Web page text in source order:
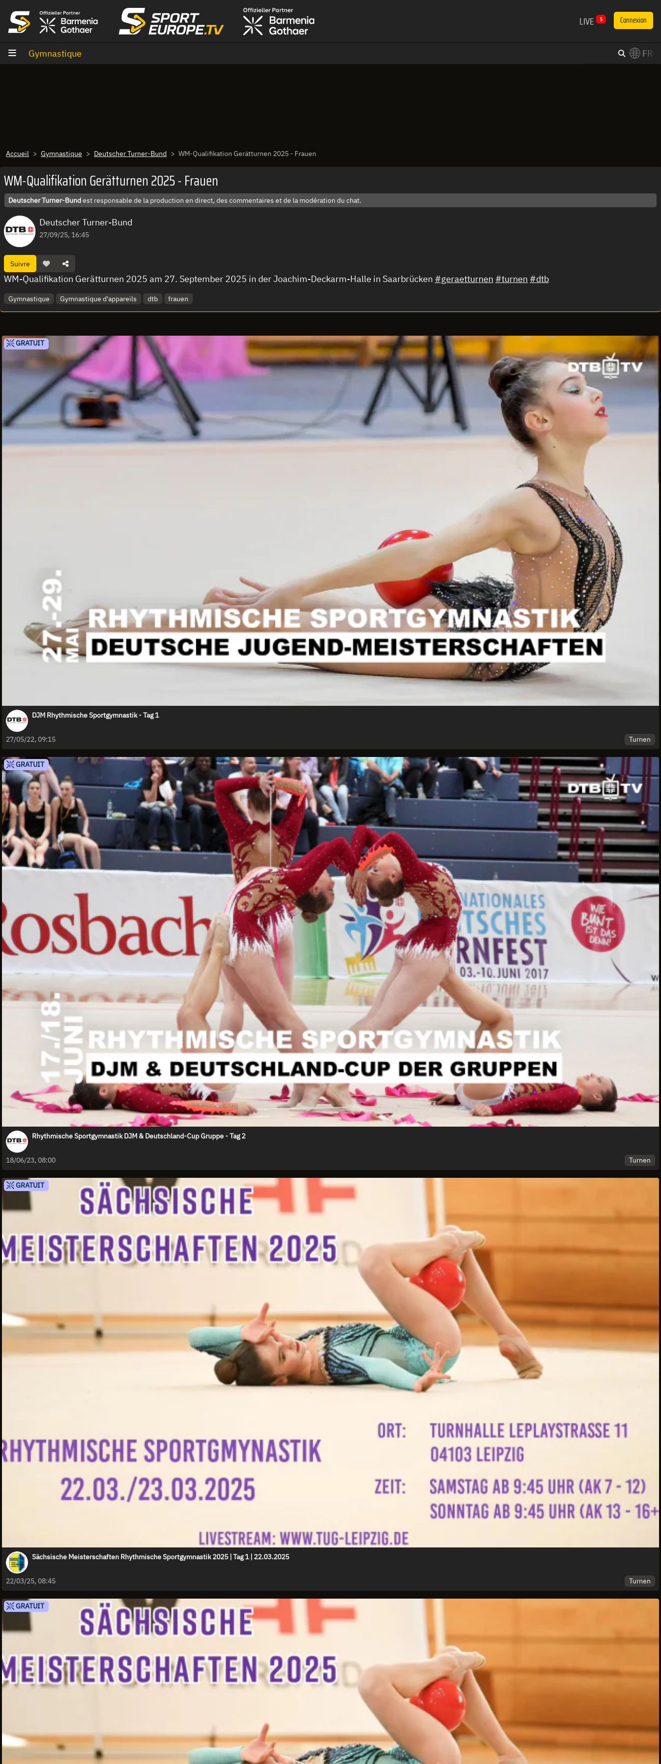
LIVE 5 Connexion
Gymnastique FR
Accueil Gymnastique Deutscher Turner-Bund WM-Qualifikation Gerätturnen 2025 - Frauen
WM-Qualifikation Gerätturnen 2025 - Frauen
Deutscher Turner-Bundest responsable de la production en direct, des commentaires et de la modération du chat.
Deutscher Turner-Bund
27/09/25, 16:45
Suivre
WM-Qualifikation Gerätturnen 2025 am 27. September 2025 in der Joachim-Deckarm-Halle in Saarbrücken #geraetturnen #turnen #dtb
Gymnastique Gymnastique d'appareils dtb frauen
GRATUIT
DJM Rhythmische Sportgymnastik - Tag 1
27/05/22, 09:15 Turnen
GRATUIT
Rhythmische Sportgymnastik DJM & Deutschland-Cup Gruppe - Tag 2
18/06/23, 08:00 Turnen
GRATUIT
Sächsische Meisterschaften Rhythmische Sportgymnastik 2025 | Tag 1 | 22.03.2025
22/03/25, 08:45 Turnen
GRATUIT